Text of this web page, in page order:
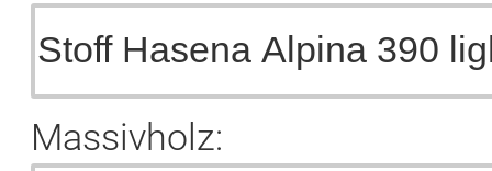
Massivholz: